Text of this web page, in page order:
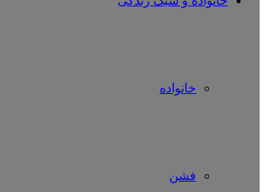
خانواده
فشن